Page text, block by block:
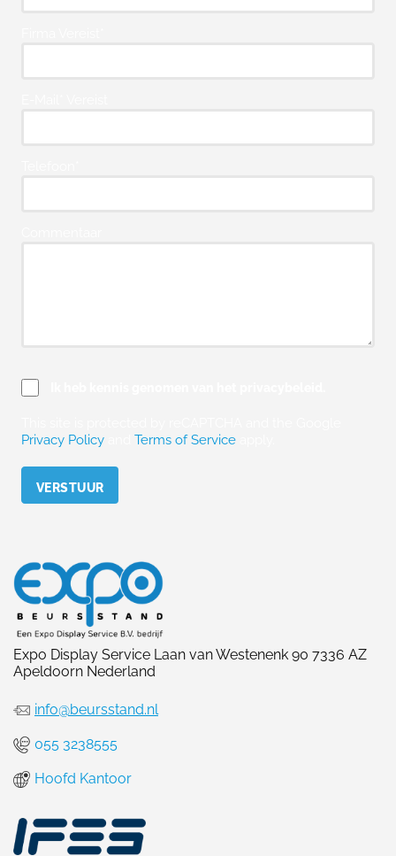
Privacy Policy
Terms of Service
Expo Display Service Laan van Westenenk 90 7336 AZ
Apeldoorn Nederland
info@beursstand.nl
055 3238555
Hoofd Kantoor